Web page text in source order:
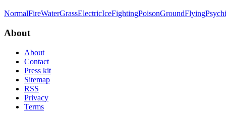
NormalFireWaterGrassElectricIceFightingPoisonGroundFlying
About
About
Contact
Press kit
Sitemap
RSS
Privacy
Terms